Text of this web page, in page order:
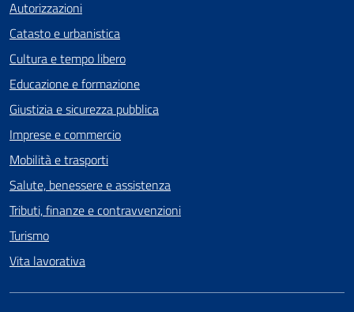
Autorizzazioni
Catasto e urbanistica
Cultura e tempo libero
Educazione e formazione
Giustizia e sicurezza pubblica
Imprese e commercio
Mobilità e trasporti
Salute, benessere e assistenza
Tributi, finanze e contravvenzioni
Turismo
Vita lavorativa